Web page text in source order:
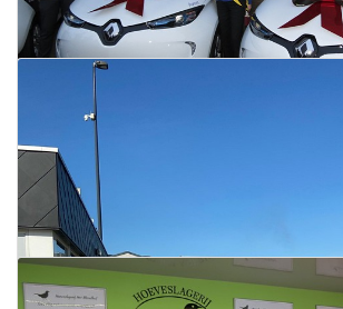
Online infosessie elektrische
CoopStroom
29 december 2020